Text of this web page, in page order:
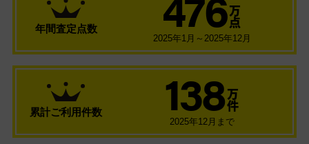
年間査定点数
万
点
2025年1月～2025年12月
累計ご利用件数 138 万
件
2025年12月まで